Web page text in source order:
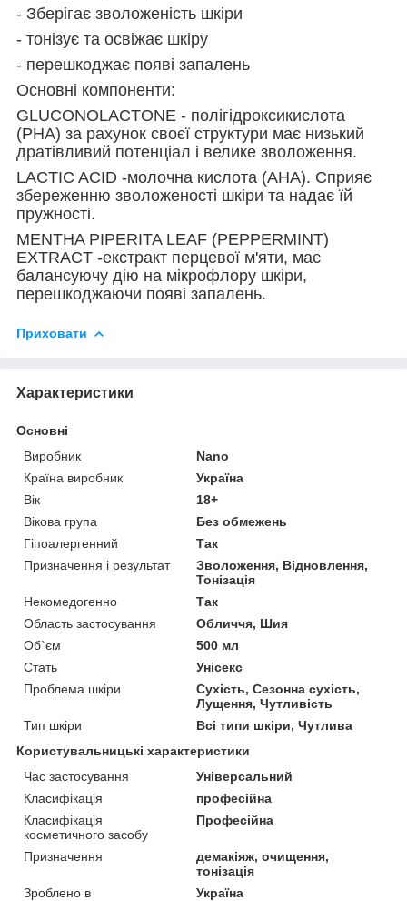
- Зберігає зволоженість шкіри
- тонізує та освіжає шкіру
- перешкоджає появі запалень
Основні компоненти:
GLUCONOLACTONE - полігідроксикислота
(PHA) за рахунок своєї структури має низький
дратівливий потенціал і велике зволоження.
LACTIC ACID -молочна кислота (AHA). Сприяє
збереженню зволоженості шкіри та надає їй
пружності.
MENTHA PIPERITA LEAF (PEPPERMINT)
EXTRACT -екстракт перцевої м'яти, має
балансуючу дію на мікрофлору шкіри,
перешкоджаючи появі запалень.
Приховати
Характеристики
Основні
Виробник
Nano
Країна виробник
Україна
Вік
18+
Вікова група
Без обмежень
Гіпоалергенний
Так
Призначення і результат
Зволоження, Відновлення,
Тонізація
Некомедогенно
Так
Область застосування
Обличчя, Шия
Об`єм
500 мл
Стать
Унісекс
Проблема шкіри
Сухість, Сезонна сухість,
Лущення, Чутливість
Тип шкіри
Всі типи шкіри, Чутлива
Користувальницькі характеристики
Час застосування
Універсальний
Класифікація
професійна
Класифікація
косметичного засобу
Професійна
Призначення
демакіяж, очищення,
тонізація
Зроблено в
Україна